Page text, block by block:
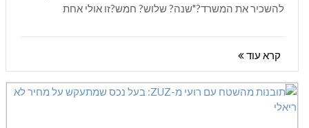
להשכיר את המשרד?"שנה? שלוש? חמש?זו אולי אחת
קרא עוד